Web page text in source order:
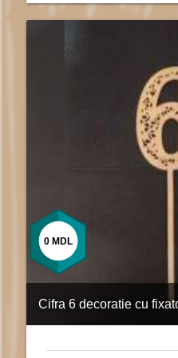
Cifra 6 decoratie cu
0 MDL